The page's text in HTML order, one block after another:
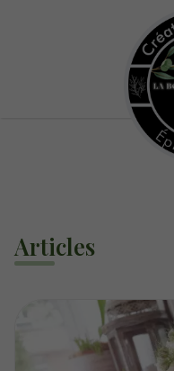
Articles